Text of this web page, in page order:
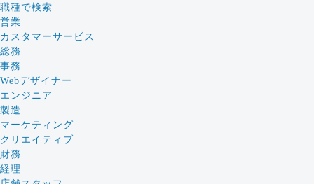
職種で検索
営業
カスタマーサービス
総務
事務
Webデザイナー
エンジニア
製造
マーケティング
クリエイティブ
財務
経理